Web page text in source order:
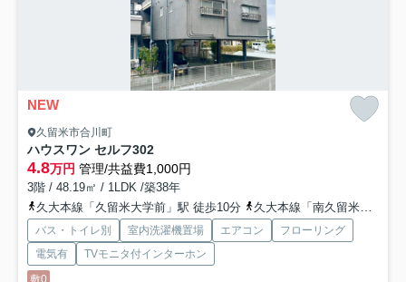
NEW
久留米市合川町
ハウスワン セルフ302
4.8万円 管理/共益費1,000円
3階 / 48.19㎡ / 1LDK /築38年
久大本線「久留米大学前」駅 徒歩10分
久大本線「南久留米」駅 徒歩25分
バス・トイレ別 室内洗濯機置場 エアコン
フローリング
電気有
TVモニタ付インターホン
敷0